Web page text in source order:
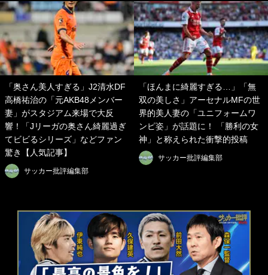
「奥さん美人すぎる」J2清水DF
高橋祐治の「元AKB48メンバー
妻」がスタジアム来場で大反
響！「Jリーガの奥さん綺麗過ぎ
てビビるシリーズ」などファン
驚き【人気記事】
サッカー批評編集部
「ほんまに綺麗すぎる…」「無
双の美しさ」アーセナルMFの世
界的美人妻の「ユニフォームワ
ンピ姿」が話題に！ 「勝利の女
神」と称えられた衝撃的投稿
サッカー批評編集部